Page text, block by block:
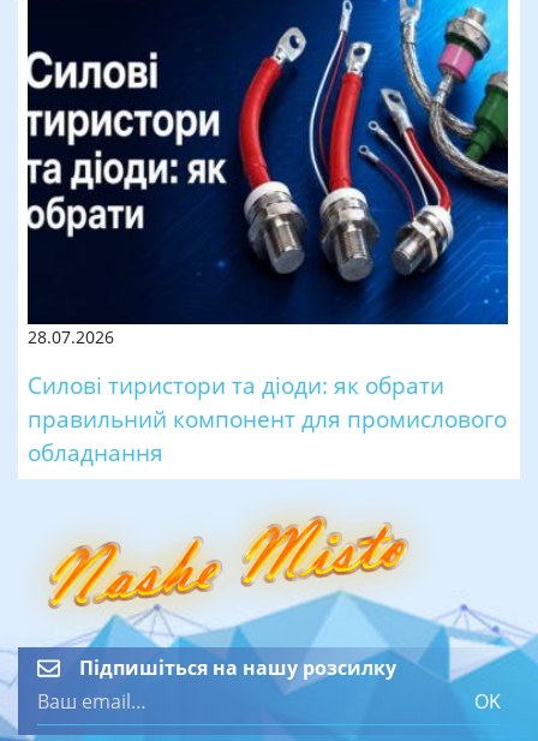
28.07.2026
Силові тиристори та діоди: як обрати
правильний компонент для промислового
обладнання
Підпишіться на нашу розсилку
OK